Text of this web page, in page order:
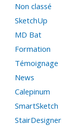
Non classé
SketchUp
MD Bat
Formation
Témoignage
News
Calepinum
SmartSketch
StairDesigner